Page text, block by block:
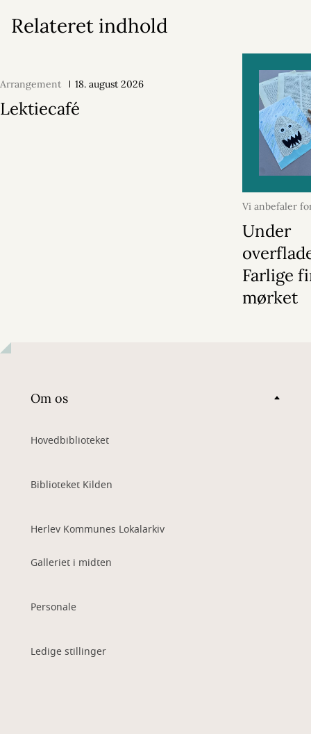
Relateret indhold
Arrangement 18. august 2026
Lektiecafé
Vi anbefaler
2026
Under
Farlige
mørket
Om os
Hovedbiblioteket
Biblioteket Kilden
Herlev Kommunes Lokalarkiv
Galleriet i midten
Personale
Ledige stillinger